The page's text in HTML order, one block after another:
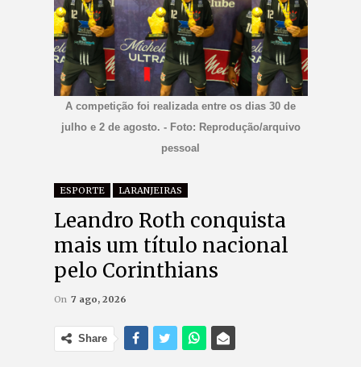
A competição foi realizada entre os dias 30 de
julho e 2 de agosto. - Foto: Reprodução/arquivo
pessoal
ESPORTE LARANJEIRAS
Leandro Roth conquista
mais um título nacional
pelo Corinthians
On 7 ago, 2026
Share